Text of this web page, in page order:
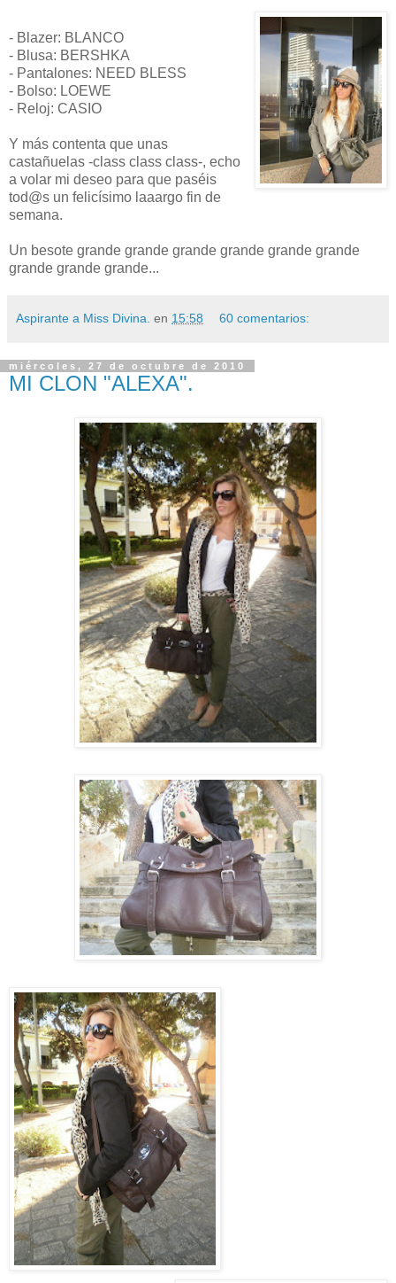
- Blazer: BLANCO
- Blusa: BERSHKA
- Pantalones: NEED BLESS
- Bolso: LOEWE
- Reloj: CASIO
Y más contenta que unas
castañuelas -class class class-, echo
a volar mi deseo para que paséis
tod@s un felicísimo laaargo fin de
semana.
Un besote grande grande grande grande grande grande
grande grande grande...
Aspirante a Miss Divina. en 15:58 60 comentarios:
miércoles, 27 de octubre de 2010
MI CLON "ALEXA".